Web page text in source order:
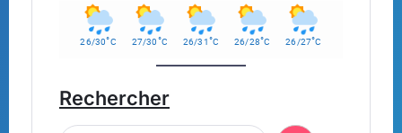
26/30°C 27/30°C 26/31°C 26/28°C 26/27°C
Rechercher